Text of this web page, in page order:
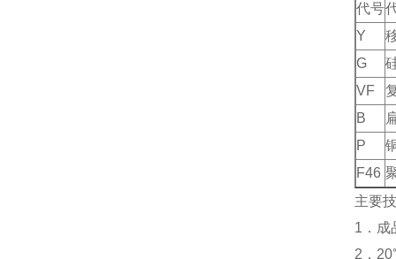
代号
Y
G
VF
B
P
F46
主要
1．成
2．